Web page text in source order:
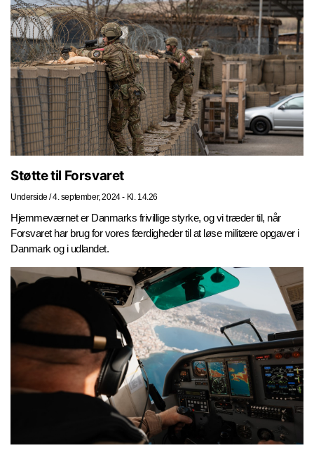
Støtte til Forsvaret
Underside / 4. september, 2024 - Kl. 14.26
Hjemmeværnet er Danmarks frivillige styrke, og vi træder til, når
Forsvaret har brug for vores færdigheder til at løse militære opgaver i
Danmark og i udlandet.